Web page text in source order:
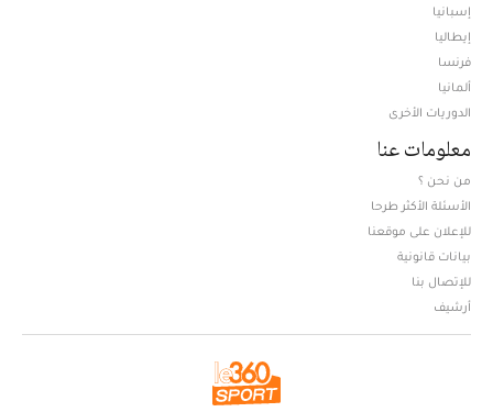
إسبانيا
إيطاليا
فرنسا
ألمانيا
الدوريات الأخرى
معلومات عنا
من نحن ؟
الأسئلة الأكثر طرحا
للإعلان على موقعنا
بيانات قانونية
للإتصال بنا
أرشيف